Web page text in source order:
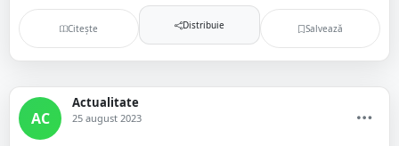
Citește Distribuie Salvează
AC
Actualitate
25 august 2023